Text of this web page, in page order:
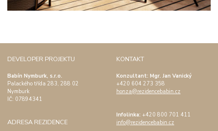
DEVELOPER PROJEKTU
Babín Nymburk, s.r.o.
Palackého třída 283, 288 02
Nymburk
IČ: 07894341
ADRESA REZIDENCE
KONTAKT
Konzultant: Mgr. Jan Vanický
+420 604 273 358
honza@rezidencebabin.cz
Infolinka: +420 800 701 411
info@rezidencebabin.cz